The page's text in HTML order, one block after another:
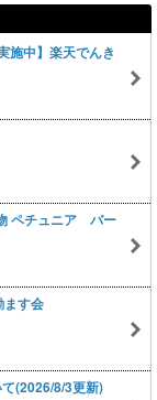
施中】楽天でんき
ペチュニア バー
ます会
(2026/8/3更新)